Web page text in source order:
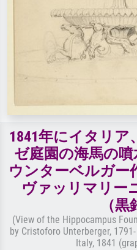
1841年にイタリ
ゼ庭園の海馬の
ウンターベルガー
ヴァッリマリー
（黒
(View of the Hippocampus
by Cristoforo Unterberger,
Italy, 1841